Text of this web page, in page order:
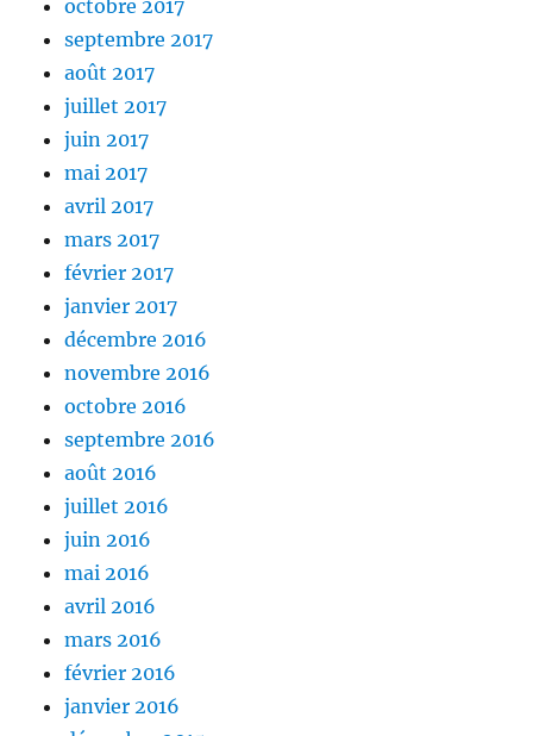
octobre 2017
septembre 2017
août 2017
juillet 2017
juin 2017
mai 2017
avril 2017
mars 2017
février 2017
janvier 2017
décembre 2016
novembre 2016
octobre 2016
septembre 2016
août 2016
juillet 2016
juin 2016
mai 2016
avril 2016
mars 2016
février 2016
janvier 2016